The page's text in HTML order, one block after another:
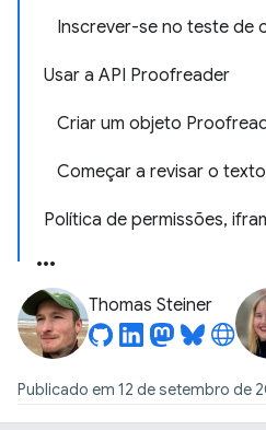
Inscrever-se no teste de
Usar a API Proofreader
Criar um objeto
Começar a revisar o
Política de permissões,
Thomas Steiner
Publicado em 12 de setembro de